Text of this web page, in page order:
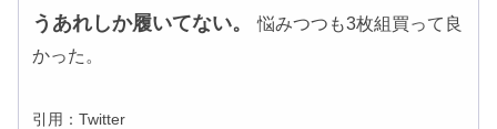
うあれしか履いてない。悩みつつも3枚組買って良
かった。
引用：Twitter